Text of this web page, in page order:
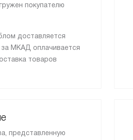
покупателю
доставляется
МКАД оплачивается
товаров
представленную